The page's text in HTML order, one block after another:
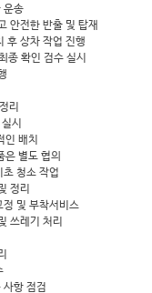
운송
안전한 반출 및 탑재
후 상차 작업 진행
종 확인 검수 실시
리
시
인 배치
별도 협의
청소 작업
정리
및 부착서비스
쓰레기 처리
사항 점검